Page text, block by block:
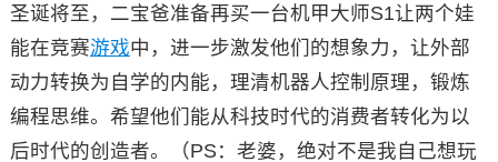
圣诞将至，二宝爸准备再买一台机甲大师S1让两个娃
能在竞赛游戏中，进一步激发他们的想象力，让外部
动力转换为自学的内能，理清机器人控制原理，锻炼
编程思维。希望他们能从科技时代的消费者转化为以
后时代的创造者。（PS：老婆，绝对不是我自己想玩